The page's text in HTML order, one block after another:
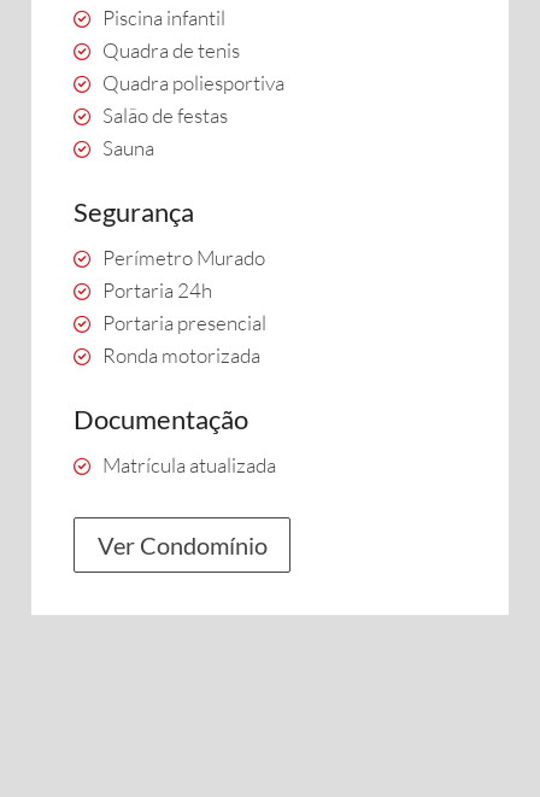
Piscina infantil
Quadra de tenis
Quadra poliesportiva
Salão de festas
Sauna
Segurança
Perímetro Murado
Portaria 24h
Portaria presencial
Ronda motorizada
Documentação
Matrícula atualizada
Ver Condomínio